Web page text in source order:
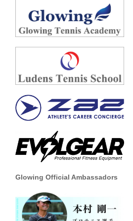
Glowing Official Ambassadors